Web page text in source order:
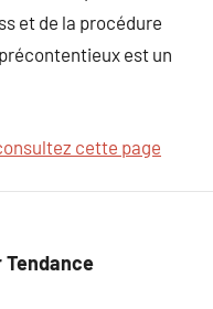
et de la procédure
est un
cette page
Tendance